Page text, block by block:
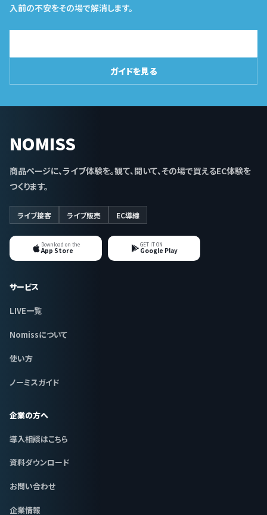
入前の不安をその場で解消します。
ガイドを見る
NOMISS
商品ページに、ライブ体験を。観て、聞いて、その場で買えるEC体験を
つくります。
ライブ接客 ライブ販売 EC導線
Download on the
App Store
GET IT ON
Google Play
サービス
LIVE一覧
Nomissについて
使い方
ノーミスガイド
企業の方へ
導入相談はこちら
資料ダウンロード
お問い合わせ
企業情報